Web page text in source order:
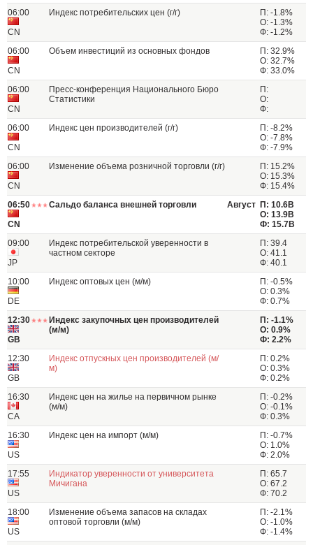
06:00
CN
Индекс потребительских цен (г/г)
П: -1.8%
О: -1.3%
Ф: -1.2%
06:00
CN
Объем инвестиций из основных фондов
П: 32.9%
О: 32.7%
Ф: 33.0%
06:00
CN
Пресс-конференция Национального Бюро
Статистики
П:
О:
Ф:
06:00
CN
Индекс цен производителей (г/г)
П: -8.2%
О: -7.8%
Ф: -7.9%
06:00
CN
Изменение объема розничной торговли (г/г)
П: 15.2%
О: 15.3%
Ф: 15.4%
06:50
CN
Сальдо баланса внешней торговли Август П: 10.6B
О: 13.9B
Ф: 15.7B
09:00
JP
Индекс потребительской уверенности в
частном секторе
П: 39.4
О: 41.1
Ф: 40.1
10:00
DE
Индекс оптовых цен (м/м)
П: -0.5%
О: 0.3%
Ф: 0.7%
12:30
GB
Индекс закупочных цен производителей
(м/м)
П: -1.1%
О: 0.9%
Ф: 2.2%
12:30
GB
Индекс отпускных цен производителей (м/
м)
П: 0.2%
О: 0.3%
Ф: 0.2%
16:30
CA
Индекс цен на жилье на первичном рынке
(м/м)
П: -0.2%
О: -0.1%
Ф: 0.3%
16:30
US
Индекс цен на импорт (м/м)
П: -0.7%
О: 1.0%
Ф: 2.0%
17:55
US
Индикатор уверенности от университета
Мичигана
П: 65.7
О: 67.2
Ф: 70.2
18:00
US
Изменение объема запасов на складах
оптовой торговли (м/м)
П: -2.1%
О: -1.0%
Ф: -1.4%